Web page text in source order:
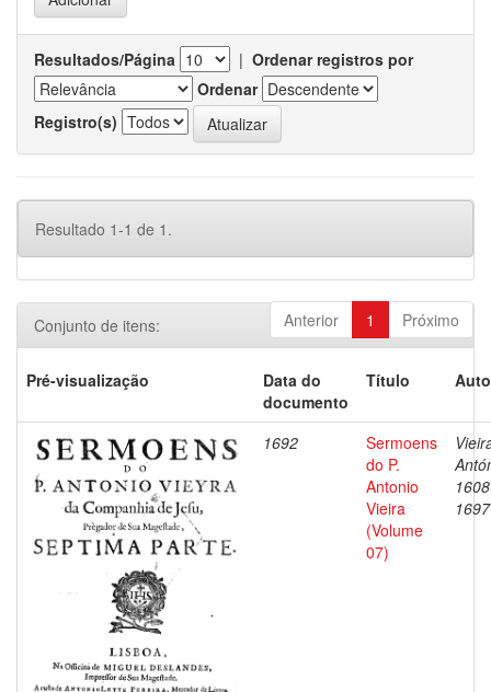
Resultados/Página | Ordenar registros por
Ordenar
Registro(s)
Resultado 1-1 de 1.
Anterior 1 Próximo
Conjunto de itens:
Pré-visualização
Data do
documento
Título
1692
Sermoens
do P.
Antonio
Vieira
(Volume
07)
1697